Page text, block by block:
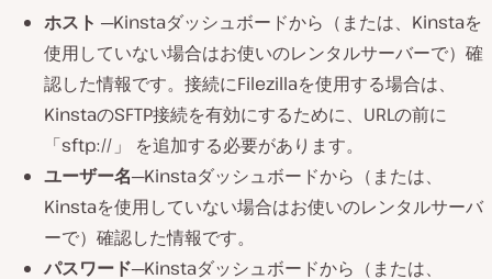
ホスト ─Kinstaダッシュボードから（または、Kinstaを
使用していない場合はお使いのレンタルサーバーで）確
認した情報です。接続にFilezillaを使用する場合は、
KinstaのSFTP接続を有効にするために、URLの前に
「sftp://」 を追加する必要があります。
ユーザー名─Kinstaダッシュボードから（または、
Kinstaを使用していない場合はお使いのレンタルサーバ
ーで）確認した情報です。
パスワード─Kinstaダッシュボードから（または、